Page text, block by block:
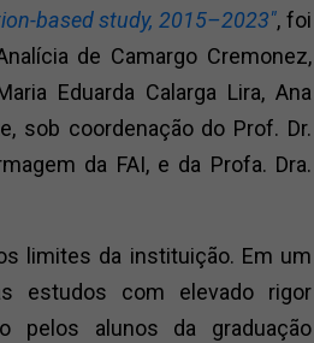
based study, 2015–2023", foi
de Camargo Cremonez,
Eduarda Calarga Lira, Ana
sob coordenação do Prof. Dr.
da FAI, e da Profa. Dra.
limites da instituição. Em um
estudos com elevado rigor
pelos alunos da graduação